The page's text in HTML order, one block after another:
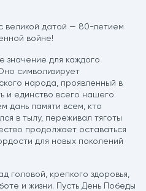
великой датой — 80-летием
войне!
значение для каждого
символизирует
народа, проявленный в
и единство всего нашего
дань памяти всем, кто
в тылу, переживал тяготы
продолжает оставаться
для новых поколений
крепкого здоровья,
и жизни. Пусть День Победы